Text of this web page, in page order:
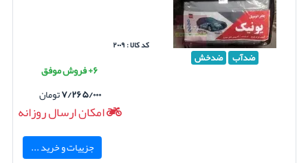
ضدآب ضدخش
کد کالا : ۲۰۰۹
۶+ فروش موفق
۷/۲۶۵/۰۰۰تومان
امکان ارسال روزانه
جزییات و خرید ...